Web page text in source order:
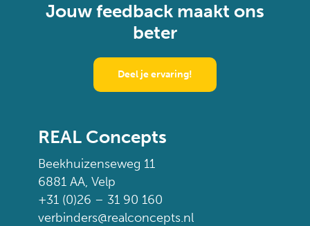
Jouw feedback maakt ons
beter
Deel je ervaring!
REAL Concepts
Beekhuizenseweg 11
6881 AA, Velp
+31 (0)26 – 31 90 160
verbinders@realconcepts.nl